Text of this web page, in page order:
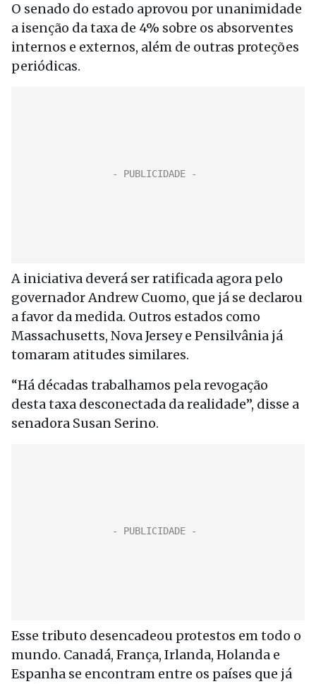
O senado do estado aprovou por unanimidade
a isenção da taxa de 4% sobre os absorventes
internos e externos, além de outras proteções
periódicas.
A iniciativa deverá ser ratificada agora pelo
governador Andrew Cuomo, que já se declarou
a favor da medida. Outros estados como
Massachusetts, Nova Jersey e Pensilvânia já
tomaram atitudes similares.
“Há décadas trabalhamos pela revogação
desta taxa desconectada da realidade”, disse a
senadora Susan Serino.
Esse tributo desencadeou protestos em todo o
mundo. Canadá, França, Irlanda, Holanda e
Espanha se encontram entre os países que já